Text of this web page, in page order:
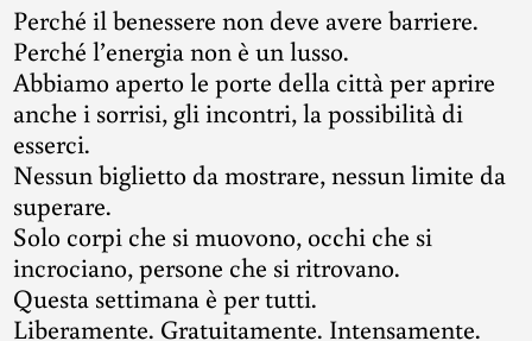
Perché il benessere non deve avere barriere.
Perché l’energia non è un lusso.
Abbiamo aperto le porte della città per aprire
anche i sorrisi, gli incontri, la possibilità di
esserci.
Nessun biglietto da mostrare, nessun limite da
superare.
Solo corpi che si muovono, occhi che si
incrociano, persone che si ritrovano.
Questa settimana è per tutti.
Liberamente. Gratuitamente. Intensamente.